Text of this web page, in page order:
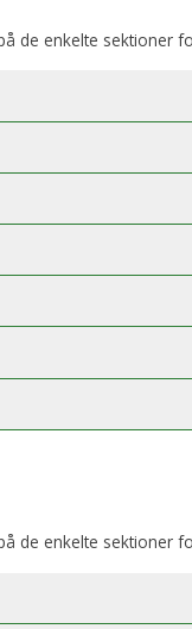
de enkelte sektioner
de enkelte sektioner